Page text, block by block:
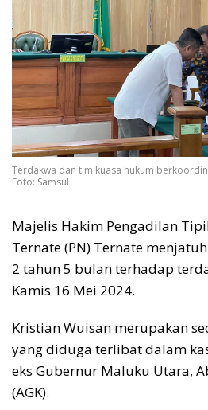
Terdakwa dan tim kuasa hukum
Foto: Samsul
Majelis Hakim Pengadilan
Ternate (PN) Ternate
2 tahun 5 bulan terhadap
Kamis 16 Mei 2024.
Kristian Wuisan merupakan
yang diduga terlibat dalam
eks Gubernur Maluku Utara,
(AGK).